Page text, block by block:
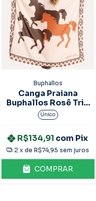
Buphallos
Canga Praiana
Buphallos Rosê Trio
Horse ACS31
Único
R$134,91 com Pix
2 x deR$74,95 sem juros
COMPRAR